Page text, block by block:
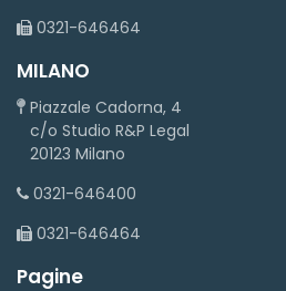
0321-646464
MILANO
Piazzale Cadorna, 4
c/o Studio R&P Legal
20123 Milano
0321-646400
0321-646464
Pagine